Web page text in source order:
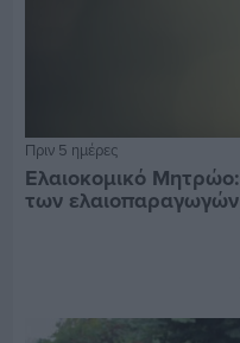
Πριν 5 ημέρες
Ελαιοκομικό
των